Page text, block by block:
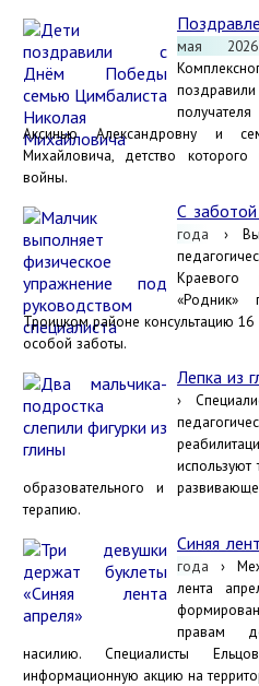
мая
Аксинью Александровну и
Михайловича, детство
войны.
С
года ›
Краевого
«Родник»
Троицком районе консультацию
особой заботы.
Лепка из
›
используют
образовательного и
терапию.
Синяя
года ›
лента
правам
насилию. Специалисты
информационную акцию на